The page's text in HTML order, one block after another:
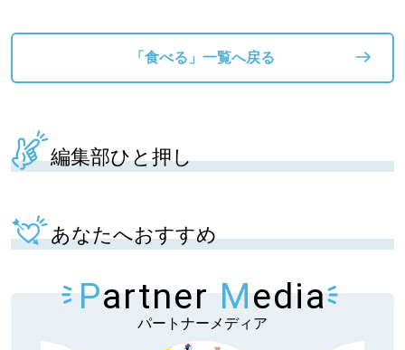
「食べる」一覧へ戻る
編集部ひと押し
あなたへおすすめ
Partner Media
パートナーメディア